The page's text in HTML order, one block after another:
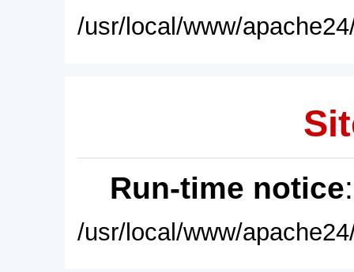
/usr/local/www/
Run-time notice
/usr/local/www/